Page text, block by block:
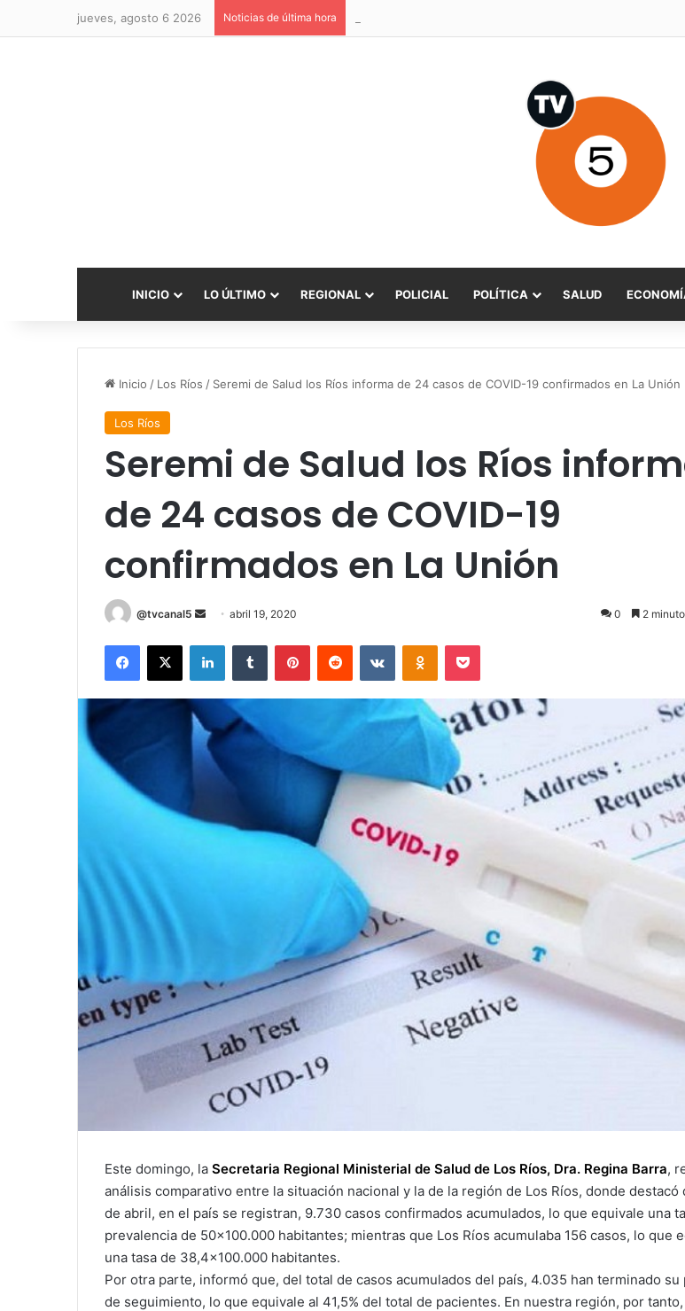
jueves, agosto 6 2026 Noticias de última hora
INICIO LO ÚLTIMO REGIONAL POLICIAL POLÍTICA SALUD
Inicio / Los Ríos / Seremi de Salud los Ríos informa de 24 casos de COVID-19 confirmados en La Unión
Los Ríos
Seremi de Salud los Ríos
de 24 casos de COVID-19
confirmados en La Unión
@tvcanal5
Send
email
abril 19, 2020 0 2
Facebook
X LinkedInTumblr PinterestReddit VKontakteOdnoklassniki
Pocket
Este domingo, la Secretaria Regional Ministerial de Salud de Los Ríos, Dra. Regina Barra,
análisis comparativo entre la situación nacional y la de la región de Los Ríos, donde destacó
de abril, en el país se registran, 9.730 casos confirmados acumulados, lo que equivale una
prevalencia de 50×100.000 habitantes; mientras que Los Ríos acumulaba 156 casos, lo que
una tasa de 38,4×100.000 habitantes.
Por otra parte, informó que, del total de casos acumulados del país, 4.035 han terminado su
de seguimiento, lo que equivale al 41,5% del total de pacientes. En nuestra región, por